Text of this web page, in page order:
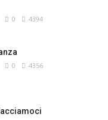
0 4394
0 4356